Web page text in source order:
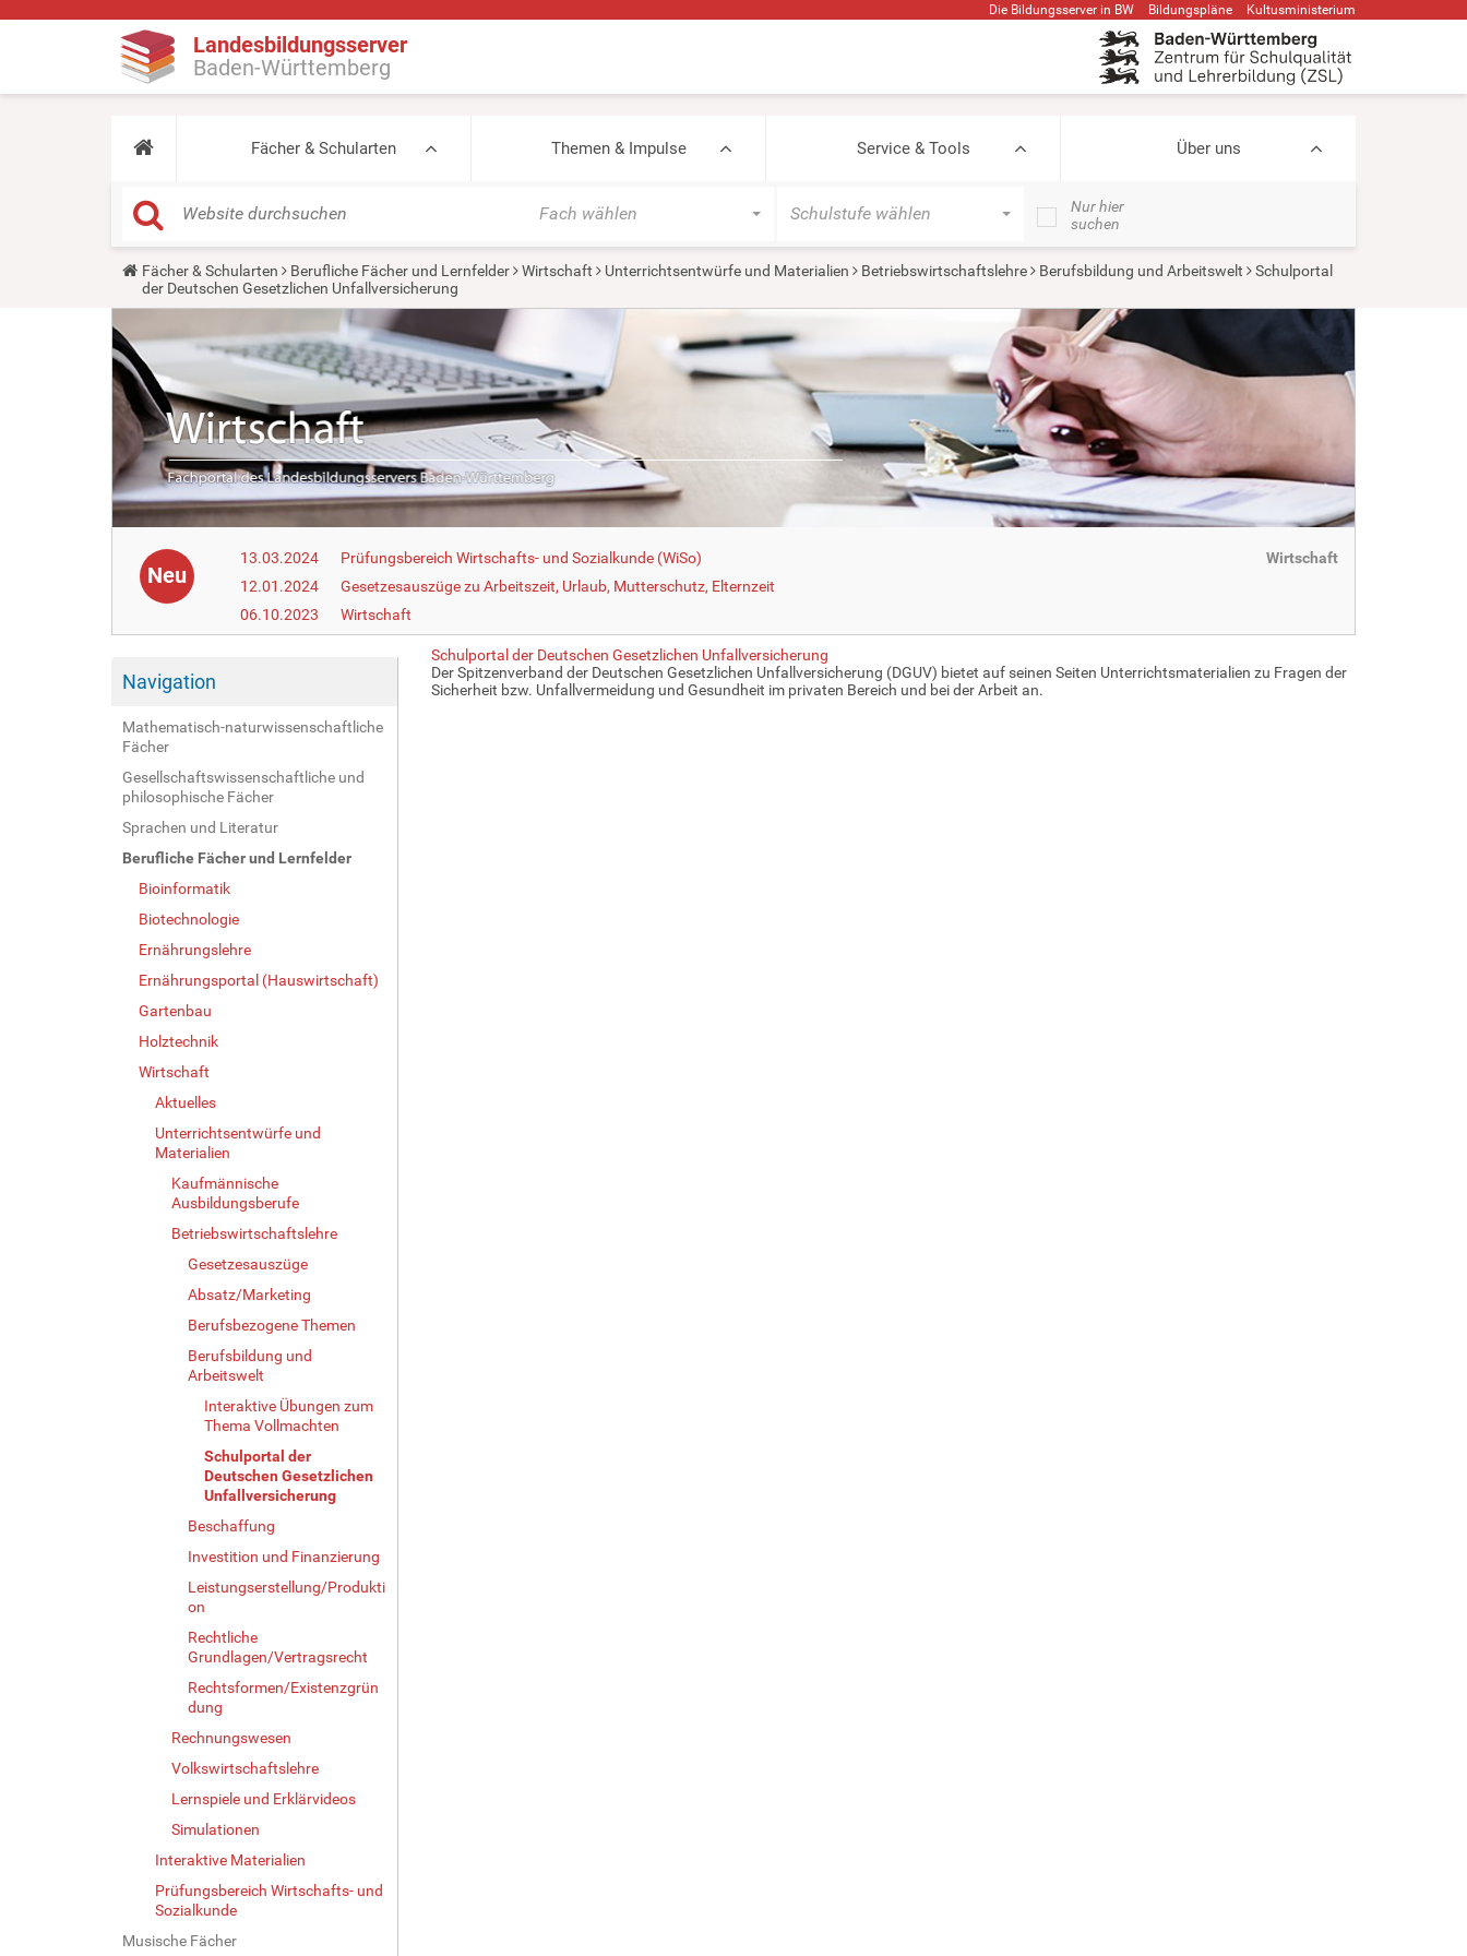
Die Bildungsserver in BW Bildungspläne Kultusministerium
Landesbildungsserver
Baden-Württemberg
Fächer & Schularten Themen & Impulse Service & Tools Über uns
Fach wählen Schulstufe wählen
Nur hier
suchen
Y
u
r
e
h
e
r
:
Fächer & Schularten Berufliche Fächer und Lernfelder Wirtschaft Unterrichtsentwürfe und Materialien Betriebswirtschaftslehre Berufsbildung und Arbeitswelt
Schulportal
der Deutschen Gesetzlichen Unfallversicherung
Neu
13.03.2024
Prüfungsbereich Wirtschafts- und Sozialkunde (WiSo)
12.01.2024
Gesetzesauszüge zu Arbeitszeit, Urlaub, Mutterschutz, Elternzeit
06.10.2023
Wirtschaft
Wirtschaft
Navigation
Mathematisch-naturwissenschaftliche
Fächer
Gesellschaftswissenschaftliche und
philosophische Fächer
Sprachen und Literatur
Berufliche Fächer und Lernfelder
Bioinformatik
Biotechnologie
Ernährungslehre
Ernährungsportal (Hauswirtschaft)
Gartenbau
Holztechnik
Wirtschaft
Aktuelles
Unterrichtsentwürfe und
Materialien
Kaufmännische
Ausbildungsberufe
Betriebswirtschaftslehre
Gesetzesauszüge
Absatz/Marketing
Berufsbezogene Themen
Berufsbildung und
Arbeitswelt
Interaktive Übungen zum
Thema Vollmachten
Schulportal der
Deutschen Gesetzlichen
Unfallversicherung
Beschaffung
Investition und Finanzierung
Leistungserstellung/Produkti
on
Rechtliche
Grundlagen/Vertragsrecht
Rechtsformen/Existenzgrün
dung
Rechnungswesen
Volkswirtschaftslehre
Lernspiele und Erklärvideos
Simulationen
Interaktive Materialien
Prüfungsbereich Wirtschafts- und
Sozialkunde
Musische Fächer
Schulportal der Deutschen Gesetzlichen Unfallversicherung
Der Spitzenverband der Deutschen Gesetzlichen Unfallversicherung (DGUV) bietet auf seinen Seiten Unterrichtsmaterialien zu Fragen der
Sicherheit bzw. Unfallvermeidung und Gesundheit im privaten Bereich und bei der Arbeit an.